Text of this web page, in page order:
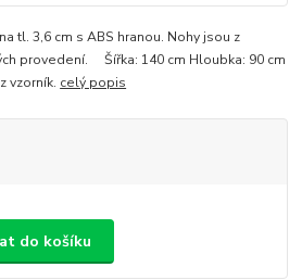
tl. 3,6 cm s ABS hranou. Nohy jsou z
provedení. Šířka: 140 cm Hloubka: 90 cm
vzorník. celý popis
do košíku